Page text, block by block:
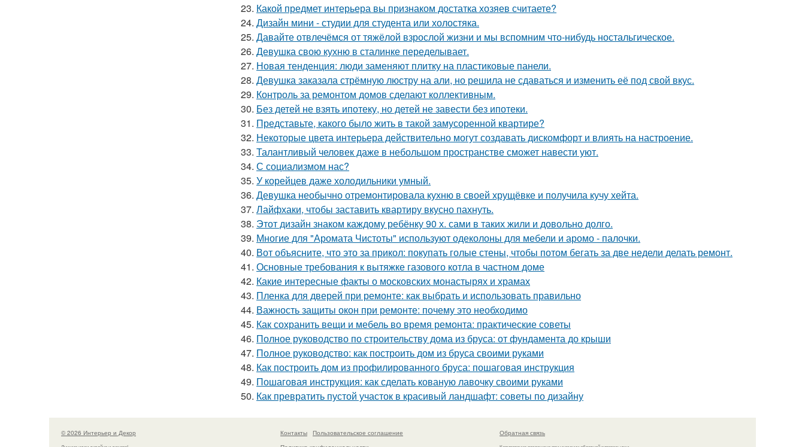
23. Какой предмет интерьера вы признаком достатка хозяев считаете?
24. Дизайн мини - студии для студента или холостяка.
25. Давайте отвлечёмся от тяжёлой взрослой жизни и мы вспомним что-нибудь ностальгическое.
26. Девушка свою кухню в сталинке переделывает.
27. Новая тенденция: люди заменяют плитку на пластиковые панели.
28. Девушка заказала стрёмную люстру на али, но решила не сдаваться и изменить её под свой вкус.
29. Контроль за ремонтом домов сделают коллективным.
30. Без детей не взять ипотеку, но детей не завести без ипотеки.
31. Представьте, какого было жить в такой замусоренной квартире?
32. Некоторые цвета интерьера действительно могут создавать дискомфорт и влиять на настроение.
33. Талантливый человек даже в небольшом пространстве сможет навести уют.
34. С социализмом нас?
35. У корейцев даже холодильники умный.
36. Девушка необычно отремонтировала кухню в своей хрущёвке и получила кучу хейта.
37. Лайфхаки, чтобы заставить квартиру вкусно пахнуть.
38. Этот дизайн знаком каждому ребёнку 90 х. сами в таких жили и довольно долго.
39. Многие для "Аромата Чистоты" используют одеколоны для мебели и аромо - палочки.
40. Вот объясните, что это за прикол: покупать голые стены, чтобы потом бегать за две недели делать ремонт.
41. Основные требования к вытяжке газового котла в частном доме
42. Какие интересные факты о московских монастырях и храмах
43. Пленка для дверей при ремонте: как выбрать и использовать правильно
44. Важность защиты окон при ремонте: почему это необходимо
45. Как сохранить вещи и мебель во время ремонта: практические советы
46. Полное руководство по строительству дома из бруса: от фундамента до крыши
47. Полное руководство: как построить дом из бруса своими руками
48. Как построить дом из профилированного бруса: пошаговая инструкция
49. Пошаговая инструкция: как сделать кованую лавочку своими руками
50. Как превратить пустой участок в красивый ландшафт: советы по дизайну
© 2026 Интерьер и Декор Контакты
Пользовательское соглашение
Обратная связь